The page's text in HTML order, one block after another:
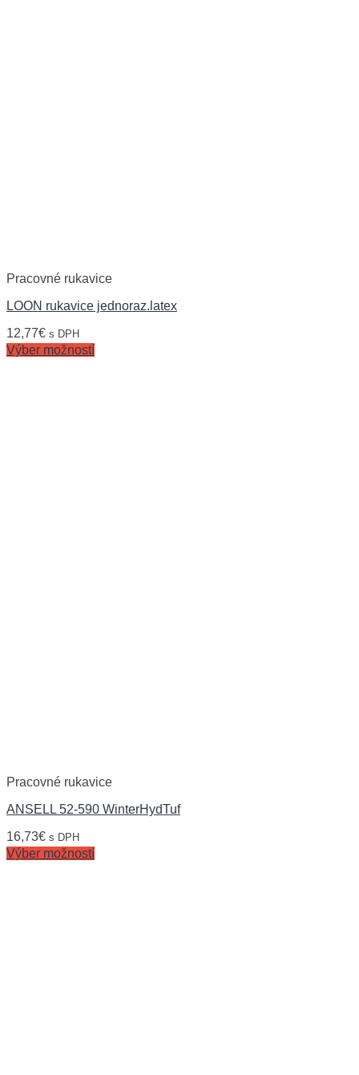
Pracovné rukavice
LOON rukavice jednoraz.latex
12,77€ s DPH
Výber možností
Pracovné rukavice
ANSELL 52-590 WinterHydTuf
16,73€ s DPH
Výber možností